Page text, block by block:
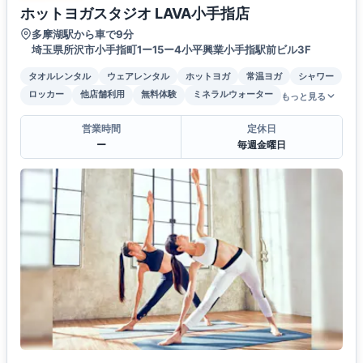
ホットヨガスタジオ LAVA小手指店
多摩湖駅から車で9分
埼玉県所沢市小手指町1ー15ー4小平興業小手指駅前ビル3F
タオルレンタル ウェアレンタル ホットヨガ 常温ヨガ
シャワー
ロッカー
他店舗利用 無料体験 ミネラルウォーター もっと見る
営業時間
ー
定休日
毎週金曜日